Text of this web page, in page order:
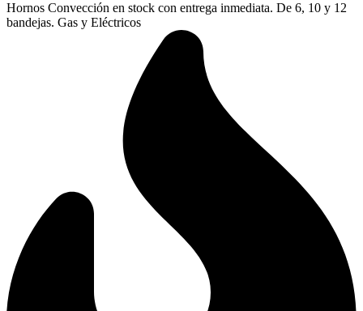
Hornos Convección en stock con entrega inmediata. De 6, 10 y 12
bandejas. Gas y Eléctricos